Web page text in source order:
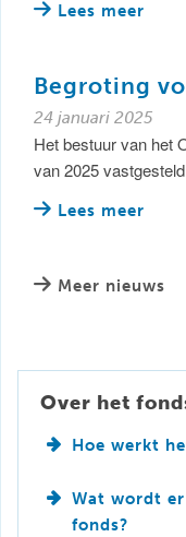
Lees meer
Begroting
24 januari 2025
Het bestuur van het
van 2025
Lees meer
Meer nieuws
Over het
Hoe werkt
Wat wordt
fonds?